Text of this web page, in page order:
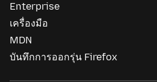
Enterprise
เครื่องมือ
MDN
บันทึกการออกรุ่น Firefox